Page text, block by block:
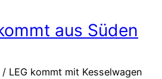
aus Süden
LEG kommt mit Kesselwagen